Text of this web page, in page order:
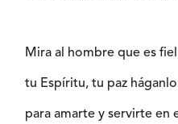
Mira al hombre que es
tu Espíritu, tu paz
para amarte y servirte en